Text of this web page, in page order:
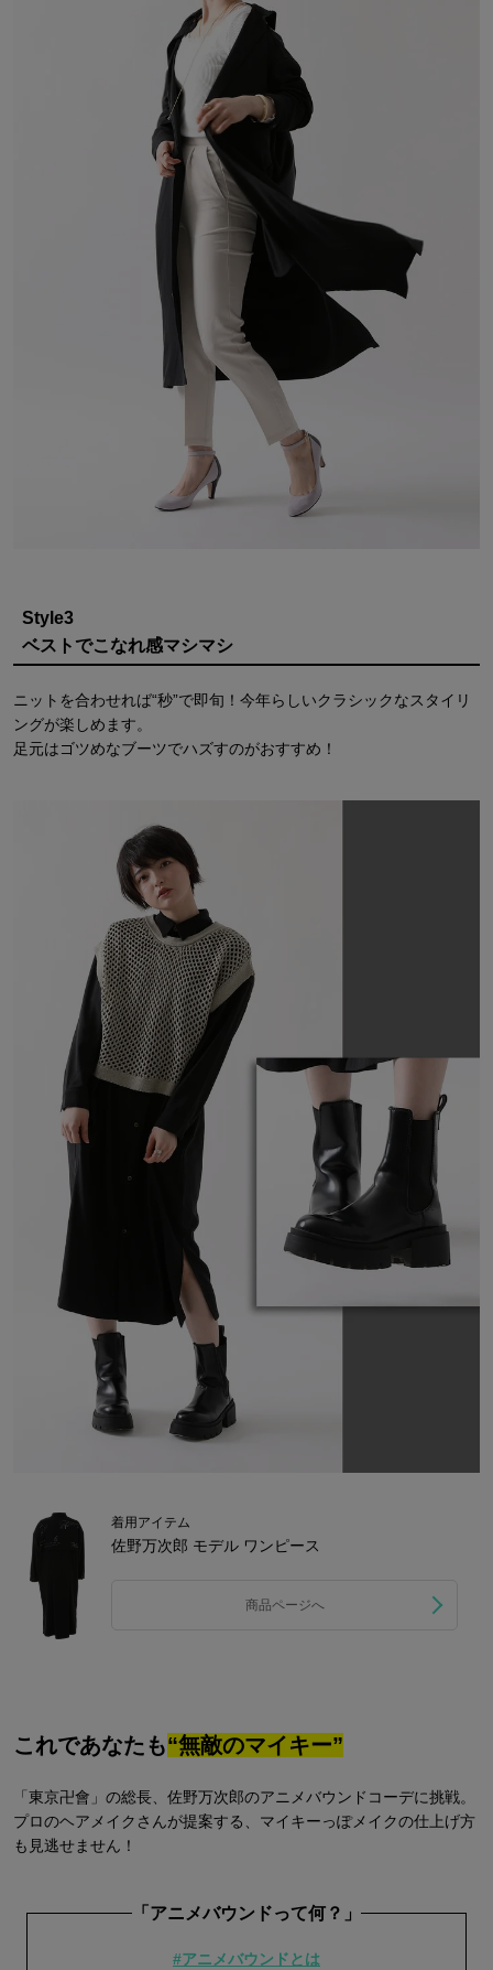
Style3
ベストでこなれ感マシマシ
ニットを合わせれば“秒”で即旬！今年らしいクラシックなスタイリ
ングが楽しめます。
足元はゴツめなブーツでハズすのがおすすめ！
着用アイテム
佐野万次郎 モデル ワンピース
商品ページへ
これであなたも“無敵のマイキー”
「東京卍會」の総長、佐野万次郎のアニメバウンドコーデに挑戦。
プロのヘアメイクさんが提案する、マイキーっぽメイクの仕上げ方
も見逃せません！
「アニメバウンドって何？」
#アニメバウンドとは